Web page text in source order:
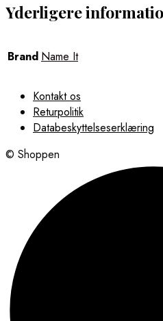
Yderligere
Brand Name It
Kontakt os
Returpolitik
Databeskyttelseserklæring
© Shoppen